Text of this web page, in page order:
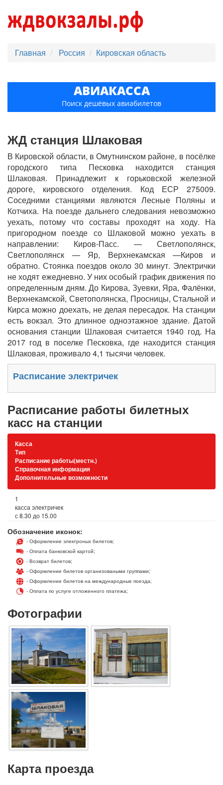
Главная Россия Кировская область
АВИАКАССА
Поиск дешёвых авиабилетов
ЖД станция Шлаковая
В Кировской области, в Омутнинском районе, в посёлке
городского типа Песковка находится станция
Шлаковая. Принадлежит к горьковской железной
дороге, кировского отделения. Код ЕСР 275009.
Соседними станциями являются Лесные Поляны и
Котчиха. На поезде дальнего следования невозможно
уехать, потому что составы проходят на ходу. На
пригородном поезде со Шлаковой можно уехать в
направлении: Киров-Пасс. — Светлополянск,
Светлополянск — Яр, Верхнекамская —Киров и
обратно. Стоянка поездов около 30 минут. Электрички
не ходят ежедневно. У них особый график движения по
определенным дням. До Кирова, Зуевки, Яра, Фалёнки,
Верхнекамской, Светополянска, Просницы, Стальной и
Кирса можно доехать, не делая пересадок. На станции
есть вокзал. Это длинное одноэтажное здание. Датой
основания станции Шлаковая считается 1940 год. На
2017 год в поселке Песковка, где находится станция
Шлаковая, проживало 4,1 тысячи человек.
Расписание электричек
Расписание работы билетных
касс на станции
Касса
Тип
Расписание работы(местн.)
Справочная информация
Дополнительные возможности
1
касса электричек
с 8.30 до 15.00
Обозначение иконок:
- Оформление электроных билетов;
- Оплата банковской картой;
- Возврат билетов;
- Оформление билетов организоваными группами;
- Оформление билетов на международные поезда;
- Оплата по услуге отложенного платежа;
Фотографии
Карта проезда